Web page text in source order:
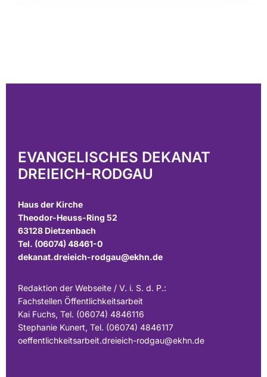
EVANGELISCHES DEKANAT
DREIEICH-RODGAU
Haus der Kirche
Theodor-Heuss-Ring 52
63128 Dietzenbach
Tel. (06074) 48461-0
dekanat.dreieich-rodgau@ekhn.de
Redaktion der Webseite / V. i. S. d. P.:
Fachstellen Öffentlichkeitsarbeit
Kai Fuchs, Tel. (06074) 4846116
Stephanie Kunert, Tel. (06074) 4846117
oeffentlichkeitsarbeit.dreieich-rodgau@ekhn.de